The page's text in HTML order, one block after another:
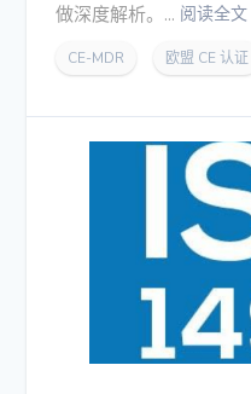
做深度解析。... 阅读全文
CE-MDR 欧盟 CE 认证